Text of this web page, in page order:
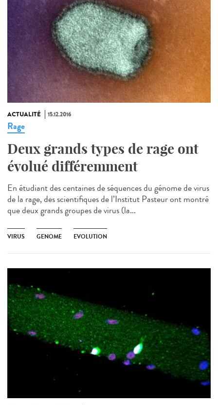
ACTUALITÉ 15.12.2016
Rage
Deux grands types de rage ont
évolué différemment
En étudiant des centaines de séquences du génome de virus
de la rage, des scientifiques de l’Institut Pasteur ont montré
que deux grands groupes de virus (la...
VIRUS GENOME EVOLUTION